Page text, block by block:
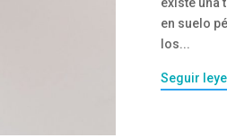
en suelo
los...
Seguir